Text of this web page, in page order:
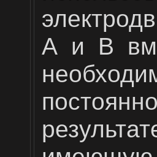
А и В